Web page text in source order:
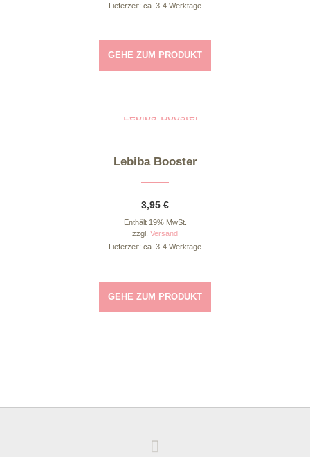
Lieferzeit: ca. 3-4 Werktage
GEHE ZUM PRODUKT
Lebiba Booster
3,95 €
Enthält 19% MwSt.
zzgl. Versand
Lieferzeit: ca. 3-4 Werktage
GEHE ZUM PRODUKT